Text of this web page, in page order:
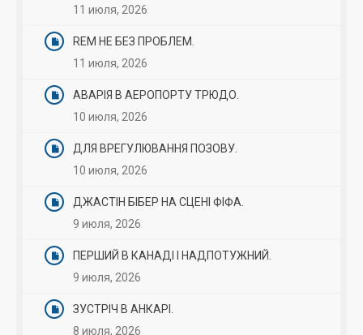
11 июля, 2026
REM НЕ БЕЗ ПРОБЛЕМ.
11 июля, 2026
АВАРІЯ В АЕРОПОРТУ ТРЮДО.
10 июля, 2026
ДЛЯ ВРЕГУЛЮВАННЯ ПОЗОВУ.
10 июля, 2026
ДЖАСТІН БІБЕР НА СЦЕНІ ФІФА.
9 июля, 2026
ПЕРШИЙ В КАНАДІ І НАДПОТУЖНИЙ.
9 июля, 2026
ЗУСТРІЧ В АНКАРІ.
8 июля, 2026